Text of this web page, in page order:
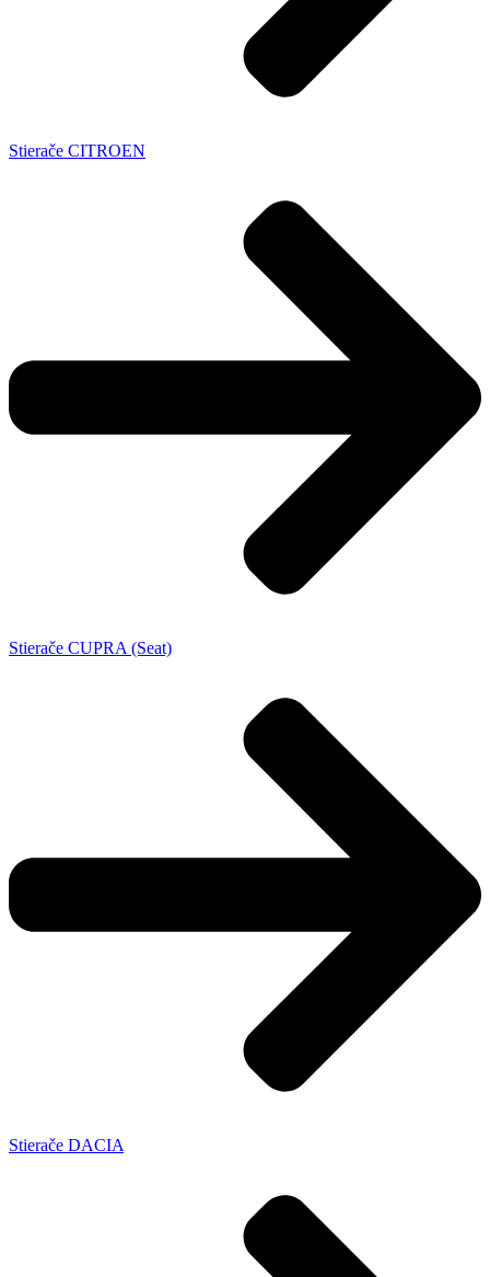
Stierače CITROEN
Stierače CUPRA (Seat)
Stierače DACIA